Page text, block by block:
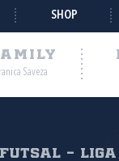
SHOP
Saveza
FUTSAL -